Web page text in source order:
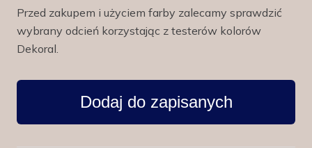
Przed zakupem i użyciem farby zalecamy sprawdzić
wybrany odcień korzystając z testerów kolorów
Dekoral.
Dodaj do zapisanych